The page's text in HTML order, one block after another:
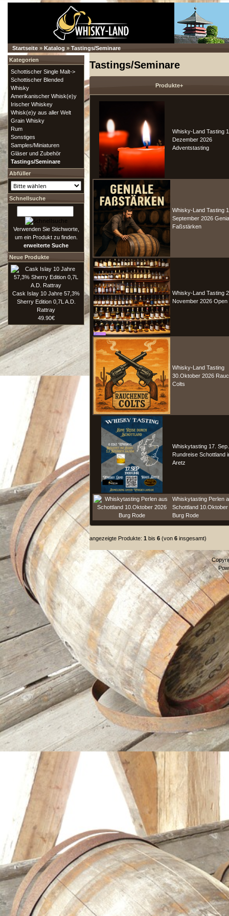
Startseite » Katalog » Tastings/Seminare
Tastings/Seminare
Produkte+
Whisky-Land Tasting
Dezember 2026
Adventstasting
Whisky-Land Tasting
September 2026
Faßstärken
Whisky-Land Tasting
November 2026 Open
Whisky-Land Tasting
30.Oktober 2026
Colts
Whiskytasting 17.
Rundreise Schottland
Aretz
Whiskytasting Perlen
Schottland 10.Oktober
Burg Rode
angezeigte Produkte: 1 bis 6 (von 6 insgesamt)
Kategorien
Schottischer Single Malt->
Schottischer Blended
Whisky
Amerikanischer Whisk(e)y
Irischer Whiskey
Whisk(e)y aus aller Welt
Grain Whisky
Rum
Sonstiges
Samples/Miniaturen
Gläser und Zubehör
Tastings/Seminare
Abfüller
Schnellsuche
Verwenden Sie Stichworte,
um ein Produkt zu finden.
erweiterte Suche
Neue Produkte
Cask Islay 10 Jahre 57,3%
Sherry Edition 0,7L A.D.
Rattray
49.90€